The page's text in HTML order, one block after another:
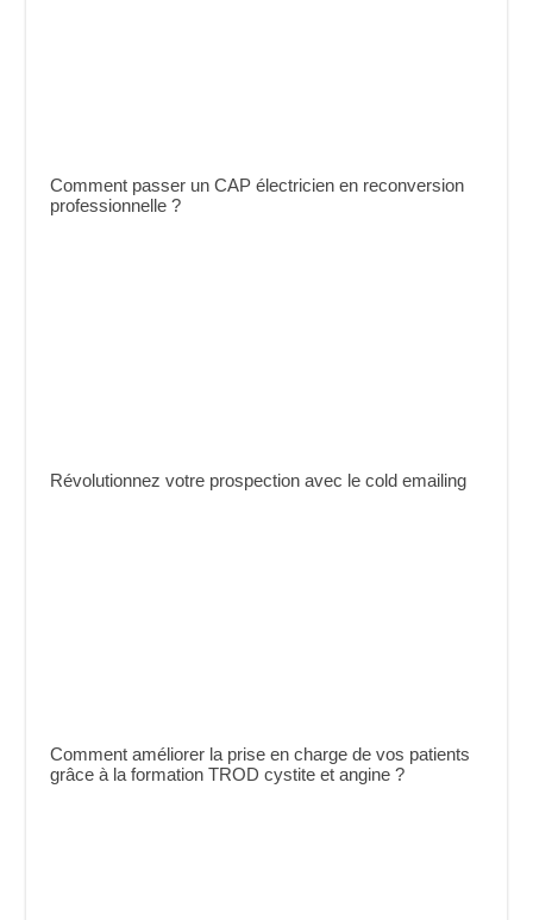
Comment passer un CAP électricien en reconversion
professionnelle ?
Révolutionnez votre prospection avec le cold emailing
Comment améliorer la prise en charge de vos patients
grâce à la formation TROD cystite et angine ?